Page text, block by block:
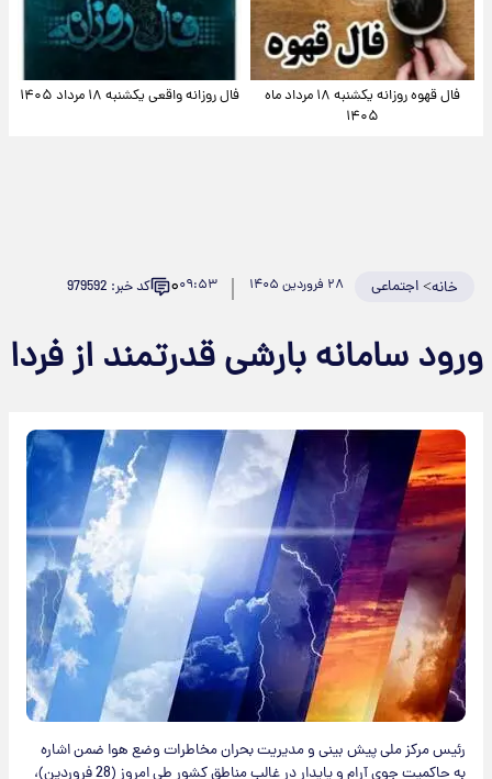
فال قهوه روزانه یکشنبه ۱۸ مرداد ماه
۱۴۰۵
فال روزانه واقعی یکشنبه ۱۸ مرداد ۱۴۰۵
خانه>اجتماعی ۲۸ فروردین ۱۴۰۵ ۰۹:۵۳۰ کد خبر: 979592
سامانه بارشی قدرتمند از فردا
رئیس مرکز ملی پیش بینی و مدیریت بحران مخاطرات وضع هوا ضمن اشاره
به حاکمیت جوی آرام و پایدار در غالب مناطق کشور طی امروز (28 فروردین)،